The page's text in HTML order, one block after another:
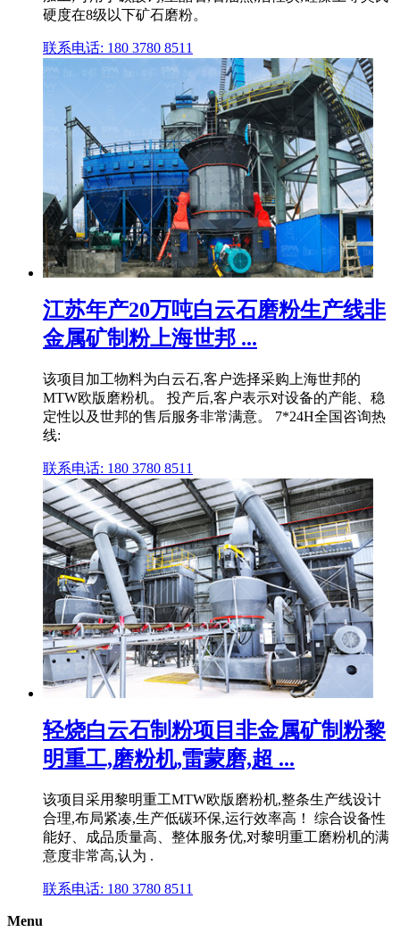
硬度在8级以下矿石磨粉。
联系电话: 180 3780 8511
江苏年产20万吨白云石磨粉生产线非
金属矿制粉上海世邦 ...
该项目加工物料为白云石,客户选择采购上海世邦的
MTW欧版磨粉机。 投产后,客户表示对设备的产能、稳
定性以及世邦的售后服务非常满意。 7*24H全国咨询热
线:
联系电话: 180 3780 8511
轻烧白云石制粉项目非金属矿制粉黎
明重工,磨粉机,雷蒙磨,超 ...
该项目采用黎明重工MTW欧版磨粉机,整条生产线设计
合理,布局紧凑,生产低碳环保,运行效率高！ 综合设备性
能好、成品质量高、整体服务优,对黎明重工磨粉机的满
意度非常高,认为 .
联系电话: 180 3780 8511
Menu